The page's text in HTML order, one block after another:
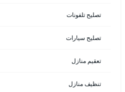
تصليح تلفونات
تصليح سيارات
تعقيم منازل
تنظيف منازل